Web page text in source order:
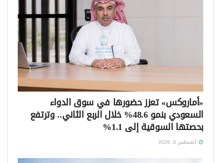
«أماروكس» تعزز حضورها في سوق الدواء
السعودي بنمو 48.6% خلال الربع الثاني.. وترتفع
بحصتها السوقية إلى 1.1%
أغسطس 6, 2026